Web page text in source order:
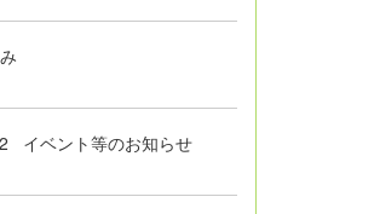
イベント等のお知らせ